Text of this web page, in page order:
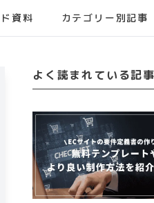
資料 カテゴリー別記事
よく読まれている記事